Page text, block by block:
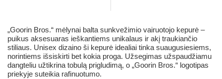
„Goorin Bros.“ mėlynai balta sunkvežimio vairuotojo kepurė –
puikus aksesuaras ieškantiems unikalaus ir akį traukiančio
stiliaus. Unisex dizaino ši kepurė idealiai tinka suaugusiesiems,
norintiems išsiskirti bet kokia proga. Užsegimas užspaudžiamu
dangteliu užtikrina tobulą prigludimą, o „Goorin Bros.“ logotipas
priekyje suteikia rafinuotumo.